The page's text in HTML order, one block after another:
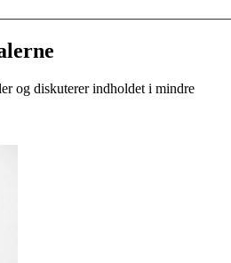
og diskuterer indholdet i mindre